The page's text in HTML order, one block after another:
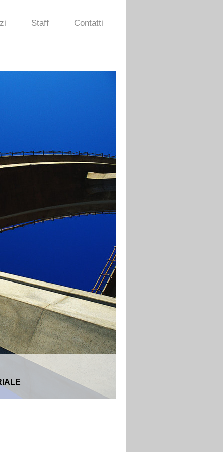
Staff Contatti